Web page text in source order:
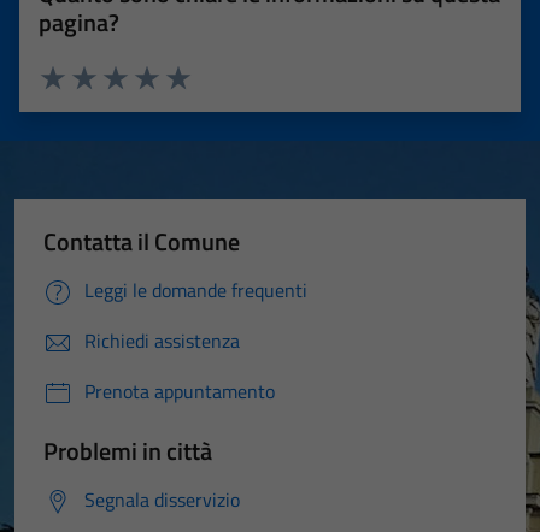
pagina?
Valuta 5 stelle su 5
Valuta 4 stelle su 5
Valuta 3 stelle su 5
Valuta 2 stelle su 5
Valuta 1 stelle su 5
Contatta il Comune
Leggi le domande frequenti
Richiedi assistenza
Prenota appuntamento
Problemi in città
Segnala disservizio